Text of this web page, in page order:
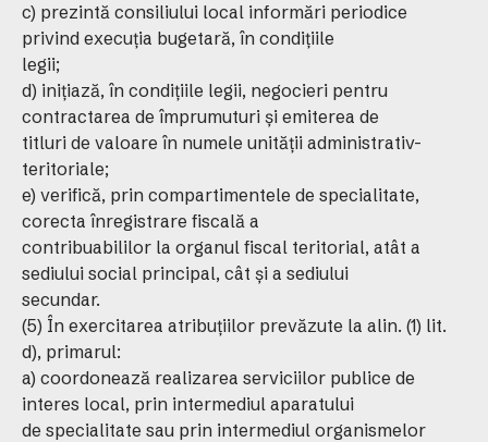
c) prezintă consiliului local informări periodice
privind execuţia bugetară, în condiţiile
legii;
d) iniţiază, în condiţiile legii, negocieri pentru
contractarea de împrumuturi şi emiterea de
titluri de valoare în numele unităţii administrativ-
teritoriale;
e) verifică, prin compartimentele de specialitate,
corecta înregistrare fiscală a
contribuabililor la organul fiscal teritorial, atât a
sediului social principal, cât şi a sediului
secundar.
(5) În exercitarea atribuţiilor prevăzute la alin. (1) lit.
d), primarul:
a) coordonează realizarea serviciilor publice de
interes local, prin intermediul aparatului
de specialitate sau prin intermediul organismelor